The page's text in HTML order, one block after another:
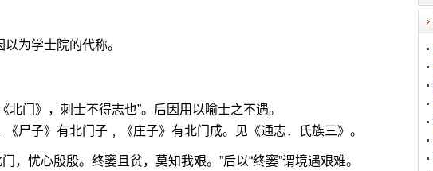
为学士院的代称。
北门》，刺士不得志也”。后因用以喻士之不遇。
尸子》有北门子﹐《庄子》有北门成。见《通志．氏族三》。
，忧心殷殷。终窭且贫，莫知我艰。”后以“终窭”谓境遇艰难。